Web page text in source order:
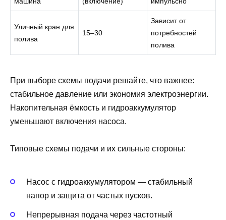
Уличный кран для
полива
15–30
Зависит от
потребностей
полива
При выборе схемы подачи решайте, что важнее:
стабильное давление или экономия электроэнергии.
Накопительная ёмкость и гидроаккумулятор
уменьшают включения насоса.
Типовые схемы подачи и их сильные стороны:
Насос с гидроаккумулятором — стабильный
напор и защита от частых пусков.
Непрерывная подача через частотный